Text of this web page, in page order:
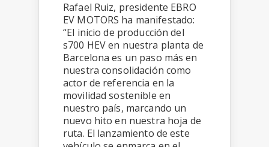
Rafael Ruiz, presidente EBRO
EV MOTORS ha manifestado:
“El inicio de producción del
s700 HEV en nuestra planta de
Barcelona es un paso más en
nuestra consolidación como
actor de referencia en la
movilidad sostenible en
nuestro país, marcando un
nuevo hito en nuestra hoja de
ruta. El lanzamiento de este